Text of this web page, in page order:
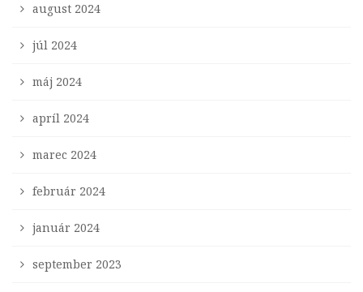
august 2024
júl 2024
máj 2024
apríl 2024
marec 2024
február 2024
január 2024
september 2023